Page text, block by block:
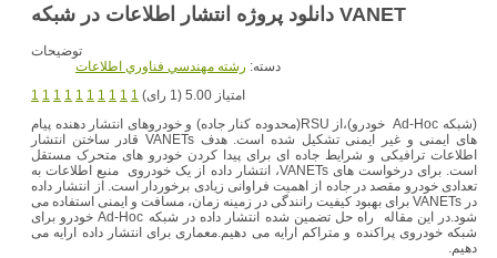
دانلود پروژه انتشار اطلاعات در شبکه VANET
توضیحات
دسته: رشته مهندسي فناوري اطلاعات
1 1 1 1 1 1 1 1 1 1
امتیاز 5.00 (1 رای)
(شبکه Ad-Hoc خودرو)،از RSU(محدوده کنار جاده) و خودروهای انتشار دهنده پیام
های ایمنی و غیر ایمنی تشکیل شده است. هدف VANETs قادر ساختن انتشار
اطلاعات ترافیکی و شرایط جاده ای برای پیدا کردن خودرو های متحرک مستقل
است. برای درخواست های VANETs، انتشار داده از یک خودروی منبع اطلاعات به
تعدادی خودرو مقصد در جاده از اهمیت فراوانی زیادی برخوردار است. از انتشار داده
در VANETs برای بهبود کیفیت رانندگی در زمینه زمان، مسافت و ایمنی استفاده می
شود.در این مقاله راه حل تضمین شده انتشار داده در شبکه Ad-Hoc خودرو برای
شبکه خودروی پراکنده و متراکم ارایه می دهیم.معماری برای انتشار داده ارایه می
دهیم.